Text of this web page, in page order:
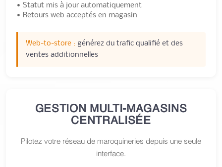
• Statut mis à jour automatiquement
• Retours web acceptés en magasin
Web-to-store : générez du trafic qualifié et des
ventes additionnelles
GESTION MULTI-MAGASINS
CENTRALISÉE
Pilotez votre réseau de maroquineries depuis une seule
interface.